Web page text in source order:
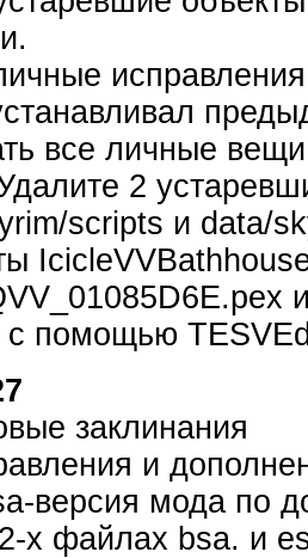
все личные
2
scripts и data/
помощью
заклинания
и
версия мода по
х файлах bsa. и